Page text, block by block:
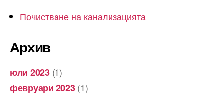
Почистване на канализацията
Архив
юли 2023(1)
февруари 2023(1)